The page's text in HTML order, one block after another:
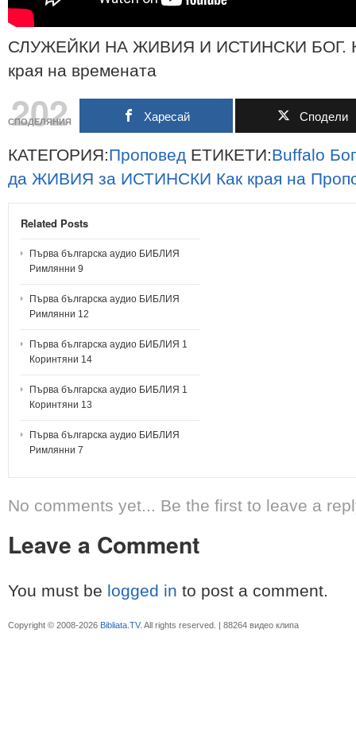
СЛУЖЕЙКИ НА ЖИВИЯ И ИСТИНСКИ БОГ.
края на времената
202
СПОДЕЛЯНИЯ Харесай Сподели
КАТЕГОРИЯ:Проповед ЕТИКЕТИ:Buffalo Бог
да ЖИВИЯ за ИСТИНСКИ Как края на
Related Posts
Първа българска аудио БИБЛИЯ
Римлянни 9
Първа българска аудио БИБЛИЯ
Римлянни 12
Първа българска аудио БИБЛИЯ 1
Коринтяни 14
Първа българска аудио БИБЛИЯ 1
Коринтяни 13
Първа българска аудио БИБЛИЯ
Римлянни 7
No comments yet... Be the first to leave a
Leave a Comment
You must be logged in to post a comment.
Copyright © 2008-2026 Bibliata.TV. All rights reserved. | 88264 видео клипа